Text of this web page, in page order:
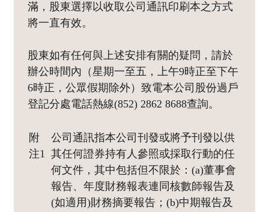
滿，股東選擇以收取公司通訊印刷本之方式
將一直有效。
股東如有任何與上述安排有關的疑問，請於
辦公時間內（星期一至五，上午9時正至下午
6時正，公眾假期除外）致電本公司股份過戶
登記分處電話熱線(852) 2862 8688查詢。
附
注1
公司通訊指本公司刊發或將予刊發以供
其任何證券持有人參照或採取行動的任
何文件，其中包括但不限於：(a)董事會
報告、年度財務報表連同核數師報告及
(如適用)財務摘要報告；(b)中期報告及